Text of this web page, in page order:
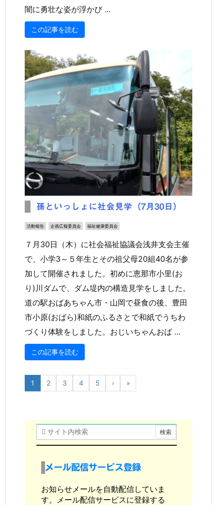
闇に勇壮な姿が浮かび ...
この記事を読む
孫といっしょに社会見学（7月30日）
活動報告 企画広報委員会 福祉健康委員会
７月30日（木）に社会福祉協議会浅井支会主催
で、小学3～５年生とその祖父母20組40名が参
加して開催されました。初めに恵那市小里(お
り)川ダムで、ダム堤内の構造見学をしました。
道の駅おばあちゃん市・山岡で昼食の後、豊田
市小原(おばら)和紙のふるさとで和紙でうちわ
づくり体験をしました。おじいちゃんおば ...
この記事を読む
1 2 3 4 5 › »
メール配信サービス登録
お知らせメールを自動配信していま
す。メール配信サービスに登録する